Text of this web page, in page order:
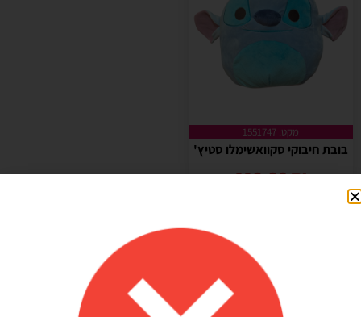
מקט: 1551747
בובת חיבוקי סקוואשימלו סטיץ'
119.90₪